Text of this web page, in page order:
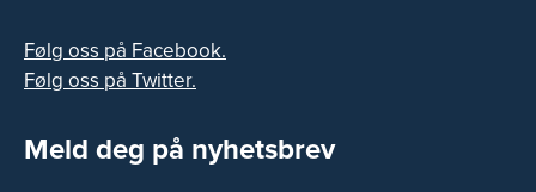
Følg oss på Facebook.
Følg oss på Twitter.
Meld deg på nyhetsbrev